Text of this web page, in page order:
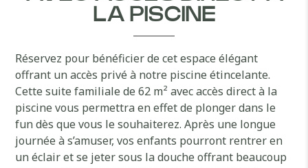
LA PISCINE
Réservez pour bénéficier de cet espace élégant
offrant un accès privé à notre piscine étincelante.
Cette suite familiale de 62 m² avec accès direct à la
piscine vous permettra en effet de plonger dans le
fun dès que vous le souhaiterez. Après une longue
journée à s’amuser, vos enfants pourront rentrer en
un éclair et se jeter sous la douche offrant beaucoup